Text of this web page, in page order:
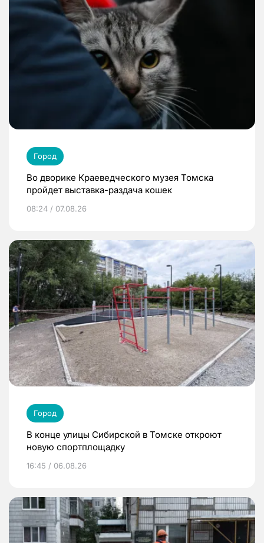
Город
Во дворике Краеведческого музея Томска
пройдет выставка-раздача кошек
08:24 / 07.08.26
Город
В конце улицы Сибирской в Томске откроют
новую спортплощадку
16:45 / 06.08.26